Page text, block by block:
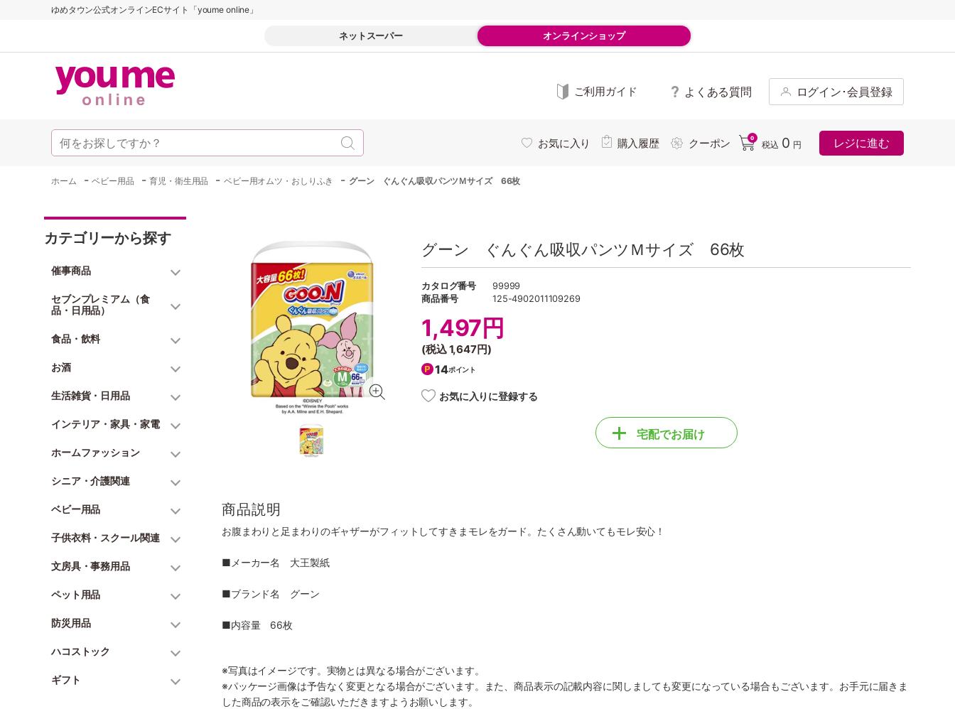
ゆめタウン公式オンラインECサイト「youme online」
ネットスーパー オンラインショップ
ご利用ガイド よくある質問 ログイン･会員登録
お気に入り 購入履歴 クーポン 0
税込 0 円 レジに進む
ホーム -ベビー用品 -育児・衛生用品 - ベビー用オムツ・おしりふき - グーン ぐんぐん吸収パンツＭサイズ 66枚
カテゴリーから探す
催事商品
セブンプレミアム（食
品・日用品）
食品・飲料
お酒
生活雑貨・日用品
インテリア・家具・家電
ホームファッション
シニア・介護関連
ベビー用品
子供衣料・スクール関連
文房具・事務用品
ペット用品
防災用品
ハコストック
ギフト
グーン ぐんぐん吸収パンツＭサイズ 66枚
カタログ番号
99999
商品番号
125-4902011109269
1,497円
(税込1,647円)
14ポイント
お気に入りに登録する
宅配でお届け
商品説明
お腹まわりと足まわりのギャザーがフィットしてすきまモレをガード。たくさん動いてもモレ安心！
■メーカー名 大王製紙
■ブランド名 グーン
■内容量 66枚
※写真はイメージです。実物とは異なる場合がございます。
※パッケージ画像は予告なく変更となる場合がございます。また、商品表示の記載内容に関しましても変更になっている場合もございます。お手元に届きま
した商品の表示をご確認いただきますようお願いします。